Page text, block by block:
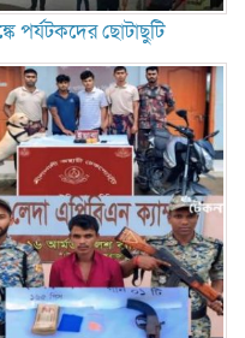
পর্যটকদের ছোটাছুটি